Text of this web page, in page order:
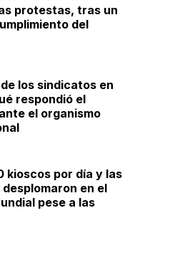
protestas, tras un
del
los sindicatos en
respondió el
el organismo
kioscos por día y las
en el
pese a las